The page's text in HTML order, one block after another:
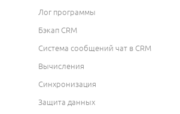
Лог программы
Бэкап CRM
Система сообщений чат в CRM
Вычисления
Синхронизация
Защита данных